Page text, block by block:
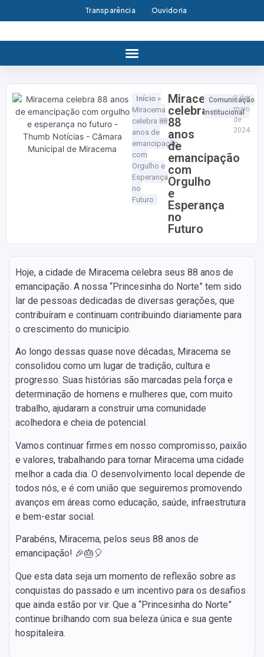
Transparência Ouvidoria
Início »
Miracema
celebra 88
anos de
emancipação
com
Orgulho e
Esperança
no
Futuro
Miracema
celebra
88
anos
de
emancipação
com
Orgulho
e
Esperança
no
Futuro
Comunicação
Institucional
3 de
maio
de
2024
Hoje, a cidade de Miracema celebra seus 88 anos de
emancipação. A nossa “Princesinha do Norte” tem sido
lar de pessoas dedicadas de diversas gerações, que
contribuíram e continuam contribuindo diariamente para
o crescimento do município.
Ao longo dessas quase nove décadas, Miracema se
consolidou como um lugar de tradição, cultura e
progresso. Suas histórias são marcadas pela força e
determinação de homens e mulheres que, com muito
trabalho, ajudaram a construir uma comunidade
acolhedora e cheia de potencial.
Vamos continuar firmes em nosso compromisso, paixão
e valores, trabalhando para tornar Miracema uma cidade
melhor a cada dia. O desenvolvimento local depende de
todos nós, e é com união que seguiremos promovendo
avanços em áreas como educação, saúde, infraestrutura
e bem-estar social.
Parabéns, Miracema, pelos seus 88 anos de
emancipação! 🎉🎂🎈
Que esta data seja um momento de reflexão sobre as
conquistas do passado e um incentivo para os desafios
que ainda estão por vir. Que a “Princesinha do Norte”
continue brilhando com sua beleza única e sua gente
hospitaleira.